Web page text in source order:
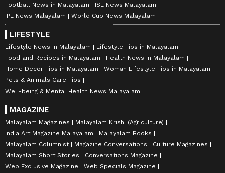
Football News in Malayalam
ISL News Malayalam
IPL News Malayalam
World Cup News Malayalam
LIFESTYLE
Lifestyle News in Malayalam
Lifestyle Tips in Malayalam
Food and Recipes in Malayalam
Health News in Malayalam
Home Decor Tips in Malayalam
Woman Lifestyle Tips in Malayalam
Pets & Animals Care Tips
Well-being & Mental Health News Malayalam
MAGAZINE
Malayalam Magazines
Malayalam Krishi (Agriculture)
India Art Magazine Malayalam
Malayalam Books
Malayalam Columnist
Magazine Conversations
Culture Magazines
Malayalam Short Stories
Conversations Magazine
Web Exclusive Magazine
Web Specials Magazine